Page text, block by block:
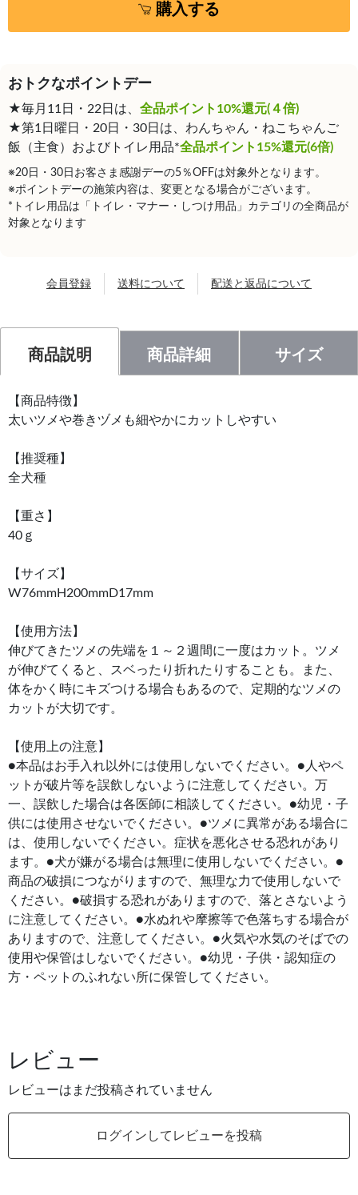
購入する
おトクなポイントデー
★毎月11日・22日は、 全品ポイント10%還元(４倍)
★第1日曜日・20日・30日は、わんちゃん・ねこちゃんご
飯（主食）およびトイレ用品*全品ポイント15%還元(6倍)
※20日・30日お客さま感謝デーの5％OFFは対象外となります。
※ポイントデーの施策内容は、変更となる場合がございます。
*トイレ用品は「トイレ・マナー・しつけ用品」カテゴリの全商品が
対象となります
会員登録 送料について 配送と返品について
商品説明 商品詳細 サイズ
【商品特徴】
太いツメや巻きヅメも細やかにカットしやすい
【推奨種】
全犬種
【重さ】
40ｇ
【サイズ】
W76mmH200mmD17mm
【使用方法】
伸びてきたツメの先端を１～２週間に一度はカット。ツメ
が伸びてくると、スベったり折れたりすることも。また、
体をかく時にキズつける場合もあるので、定期的なツメの
カットが大切です。
【使用上の注意】
●本品はお手入れ以外には使用しないでください。●人やペ
ットが破片等を誤飲しないように注意してください。万
一、誤飲した場合は各医師に相談してください。●幼児・子
供には使用させないでください。●ツメに異常がある場合に
は、使用しないでください。症状を悪化させる恐れがあり
ます。●犬が嫌がる場合は無理に使用しないでください。●
商品の破損につながりますので、無理な力で使用しないで
ください。●破損する恐れがありますので、落とさないよう
に注意してください。●水ぬれや摩擦等で色落ちする場合が
ありますので、注意してください。●火気や水気のそばでの
使用や保管はしないでください。●幼児・子供・認知症の
方・ペットのふれない所に保管してください。
レビュー
レビューはまだ投稿されていません
ログインしてレビューを投稿